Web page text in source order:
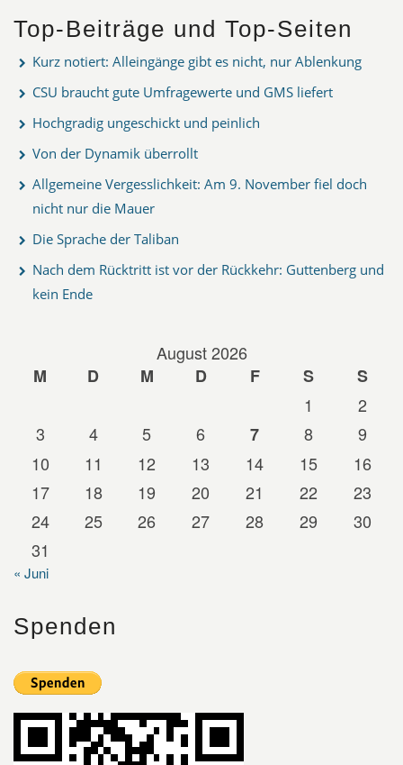
Top-Beiträge und Top-Seiten
Kurz notiert: Alleingänge gibt es nicht, nur Ablenkung
CSU braucht gute Umfragewerte und GMS liefert
Hochgradig ungeschickt und peinlich
Von der Dynamik überrollt
Allgemeine Vergesslichkeit: Am 9. November fiel doch
nicht nur die Mauer
Die Sprache der Taliban
Nach dem Rücktritt ist vor der Rückkehr: Guttenberg und
kein Ende
August 2026
M
D M D F S
S
1
2
3
4 5 6 7 8
9
10
11 12 13 14 15
16
17
18 19 20 21 22
23
24
25 26 27 28 29
30
31
« Juni
Spenden